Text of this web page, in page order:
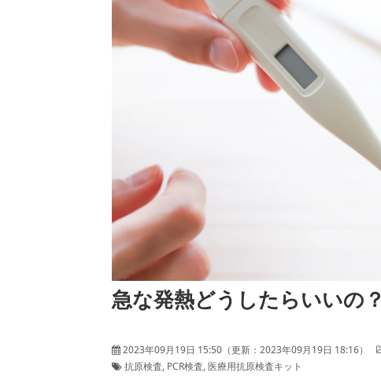
急な発熱どうしたらいいの？
2023年09月19日 15:50 （更新： 2023年09月19日 18:16）
抗原検査 PCR検査 医療用抗原検査キット